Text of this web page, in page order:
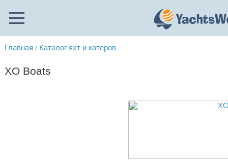
Главная / Каталог яхт и катеров
XO Boats